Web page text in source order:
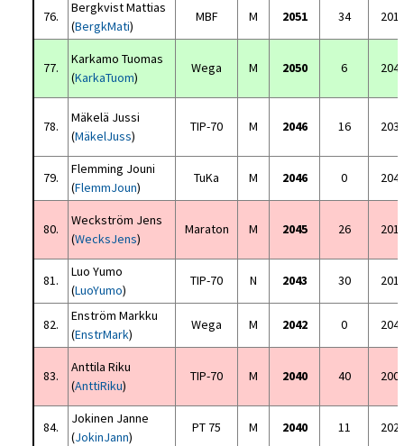
76.
Bergkvist Mattias
(BergkMati)
MBF M 2051 34
77.
Karkamo Tuomas
(KarkaTuom)
Wega M 2050 6
78.
Mäkelä Jussi
(MäkelJuss)
TIP-70 M 2046 16
79.
Flemming Jouni
(FlemmJoun)
TuKa M 2046 0
80.
Weckström Jens
(WecksJens)
Maraton M 2045 26
81.
Luo Yumo
(LuoYumo)
TIP-70 N 2043 30
82.
Enström Markku
(EnstrMark)
Wega M 2042 0
83.
Anttila Riku
(AnttiRiku)
TIP-70 M 2040 40
84.
Jokinen Janne
(JokinJann)
PT 75 M 2040 11